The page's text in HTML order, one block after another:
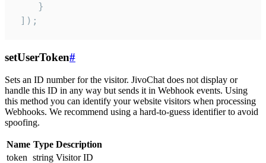
    }
]);
setUserToken#
Sets an ID number for the visitor. JivoChat does not display or
handle this ID in any way but sends it in Webhook events. Using
this method you can identify your website visitors when processing
Webhooks. We recommend using a hard-to-guess identifier to avoid
spoofing.
Name Type Description
token string Visitor ID